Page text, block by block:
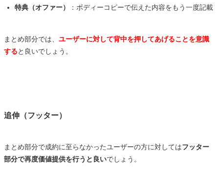
特典（オファー）
：ボディーコピーで伝えた内容をもう一度記載
まとめ部分では、 ユーザーに対して背中を押してあげることを意識
すると良いでしょう。
追伸（フッター）
まとめ部分で成約に至らなかったユーザーの方に対してはフッター
部分で再度価値提供を行うと良いでしょう。